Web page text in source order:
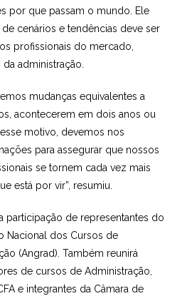
por que passam o mundo. Ele
cenários e tendências deve ser
profissionais do mercado,
administração.
mudanças equivalentes a
acontecerem em dois anos ou
motivo, devemos nos
para assegurar que nossos
se tornem cada vez mais
está por vir”, resumiu.
participação de representantes do
Nacional dos Cursos de
(Angrad). Também reunirá
de cursos de Administração,
e integrantes da Câmara de